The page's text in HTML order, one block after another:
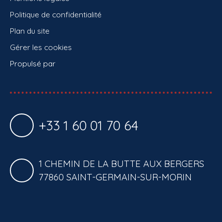
Politique de confidentialité
Plan du site
Gérer les cookies
Propulsé par
+33 1 60 01 70 64
1 CHEMIN DE LA BUTTE AUX BERGERS
77860 SAINT-GERMAIN-SUR-MORIN